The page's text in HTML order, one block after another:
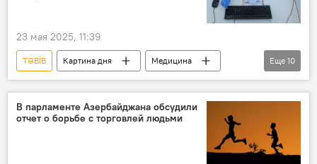
23 мая 2025, 11:39
TƏBİB Картина дня
Медицина
Азербайджан
Минздрав
Доступность
Регионы
Столица
Баку
Очередь
Еще 10
В парламенте Азербайджана обсудили
отчет о борьбе с торговлей людьми